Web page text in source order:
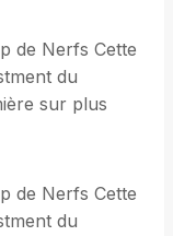
de Nerfs Cette
du
sur plus
de Nerfs Cette
du